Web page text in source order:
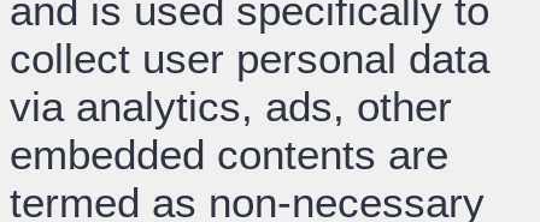
and is used specifically to
collect user personal data
via analytics, ads, other
embedded contents are
termed as non-necessary